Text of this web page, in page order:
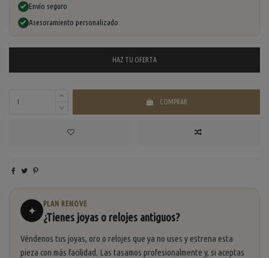
Envío seguro
Asesoramiento personalizado
HAZ TU OFERTA
COMPRAR
✦
PLAN RENOVE
¿Tienes joyas o relojes antiguos?
Véndenos tus joyas, oro o relojes que ya no uses y estrena esta
pieza con más facilidad. Las tasamos profesionalmente y, si aceptas